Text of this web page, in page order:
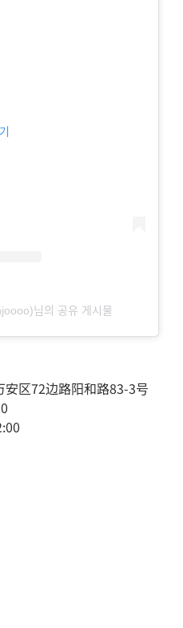
님의 공유 게시물
安区72边路阳和路83-3号